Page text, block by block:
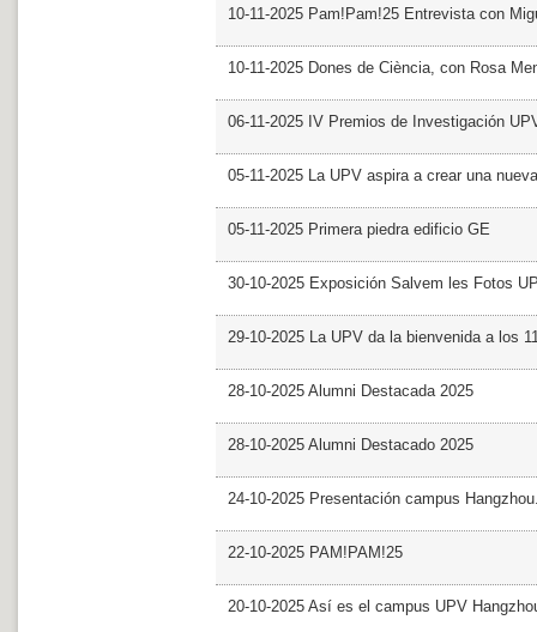
10-11-2025 Pam!Pam!25 Entrevista con
10-11-2025 Dones de Ciència, con Rosa
06-11-2025 IV Premios de Investigación
05-11-2025 La UPV aspira a crear una
05-11-2025 Primera piedra edificio GE
30-10-2025 Exposición Salvem les Fotos
29-10-2025 La UPV da la bienvenida a los
28-10-2025 Alumni Destacada 2025
28-10-2025 Alumni Destacado 2025
24-10-2025 Presentación campus
22-10-2025 PAM!PAM!25
20-10-2025 Así es el campus UPV